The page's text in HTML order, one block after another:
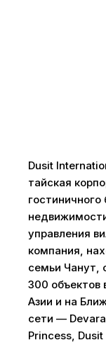
Dusit
тайская
гостиничного
управления
компания,
семьи Чанут,
300 объектов
Азии и на
сети —
Princess,